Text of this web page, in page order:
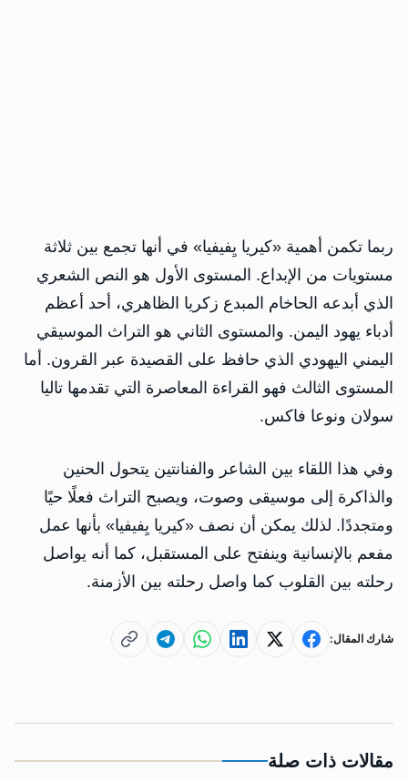
ربما تكمن أهمية «كيريا يِفيفيا» في أنها تجمع بين ثلاثة
مستويات من الإبداع. المستوى الأول هو النص الشعري
الذي أبدعه الحاخام المبدع زكريا الظاهري، أحد أعظم
أدباء يهود اليمن. والمستوى الثاني هو التراث الموسيقي
اليمني اليهودي الذي حافظ على القصيدة عبر القرون. أما
المستوى الثالث فهو القراءة المعاصرة التي تقدمها تاليا
سولان ونوعا فاكس.
وفي هذا اللقاء بين الشاعر والفنانتين يتحول الحنين
والذاكرة إلى موسيقى وصوت، ويصبح التراث فعلًا حيًا
ومتجددًا. لذلك يمكن أن نصف «كيريا يِفيفيا» بأنها عمل
مفعم بالإنسانية وينفتح على المستقبل، كما أنه يواصل
رحلته بين القلوب كما واصل رحلته بين الأزمنة.
شارك المقال:
مقالات ذات صلة